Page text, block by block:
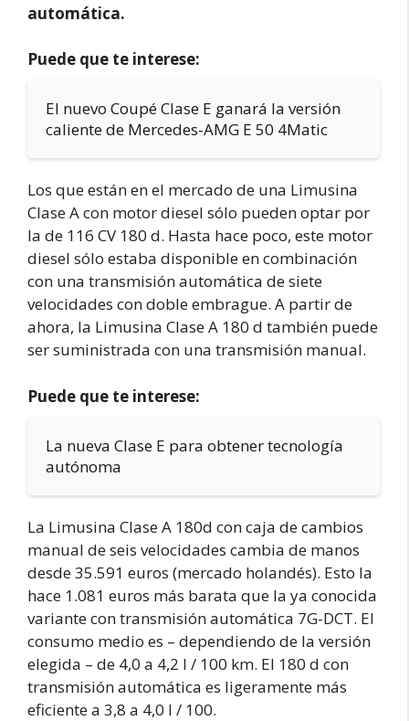
automática.
Puede que te interese:
El nuevo Coupé Clase E ganará la versión
caliente de Mercedes-AMG E 50 4Matic
Los que están en el mercado de una Limusina
Clase A con motor diesel sólo pueden optar por
la de 116 CV 180 d. Hasta hace poco, este motor
diesel sólo estaba disponible en combinación
con una transmisión automática de siete
velocidades con doble embrague. A partir de
ahora, la Limusina Clase A 180 d también puede
ser suministrada con una transmisión manual.
Puede que te interese:
La nueva Clase E para obtener tecnología
autónoma
La Limusina Clase A 180d con caja de cambios
manual de seis velocidades cambia de manos
desde 35.591 euros (mercado holandés). Esto la
hace 1.081 euros más barata que la ya conocida
variante con transmisión automática 7G-DCT. El
consumo medio es – dependiendo de la versión
elegida – de 4,0 a 4,2 l / 100 km. El 180 d con
transmisión automática es ligeramente más
eficiente a 3,8 a 4,0 l / 100.